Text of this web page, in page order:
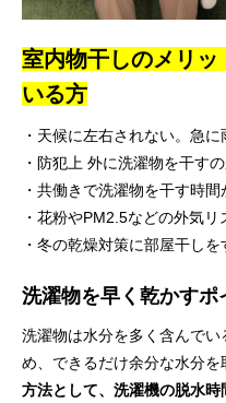
室内物干しのメリ
いる方
・天候に左右されない。急に
・防犯上 外に洗濯物を干すの
・共働きで洗濯物を干す時間
・花粉やPM2.5などの外気リ
・冬の乾燥対策に部屋干しを
洗濯物を早く乾かすポ
洗濯物は水分を多く含んで
め、できるだけ余分な水分
方法として、洗濯機の脱水